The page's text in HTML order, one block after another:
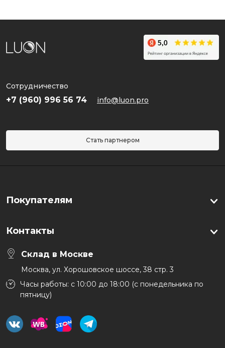
Сотрудничество
+7 (960) 996 56 74 info@luon.pro
Стать партнером
Покупателям
Контакты
Склад в Москве
Москва, ул. Хорошовское шоссе, 38 стр. 3
Часы работы: с 10:00 до 18:00 (с понедельника по
пятницу)